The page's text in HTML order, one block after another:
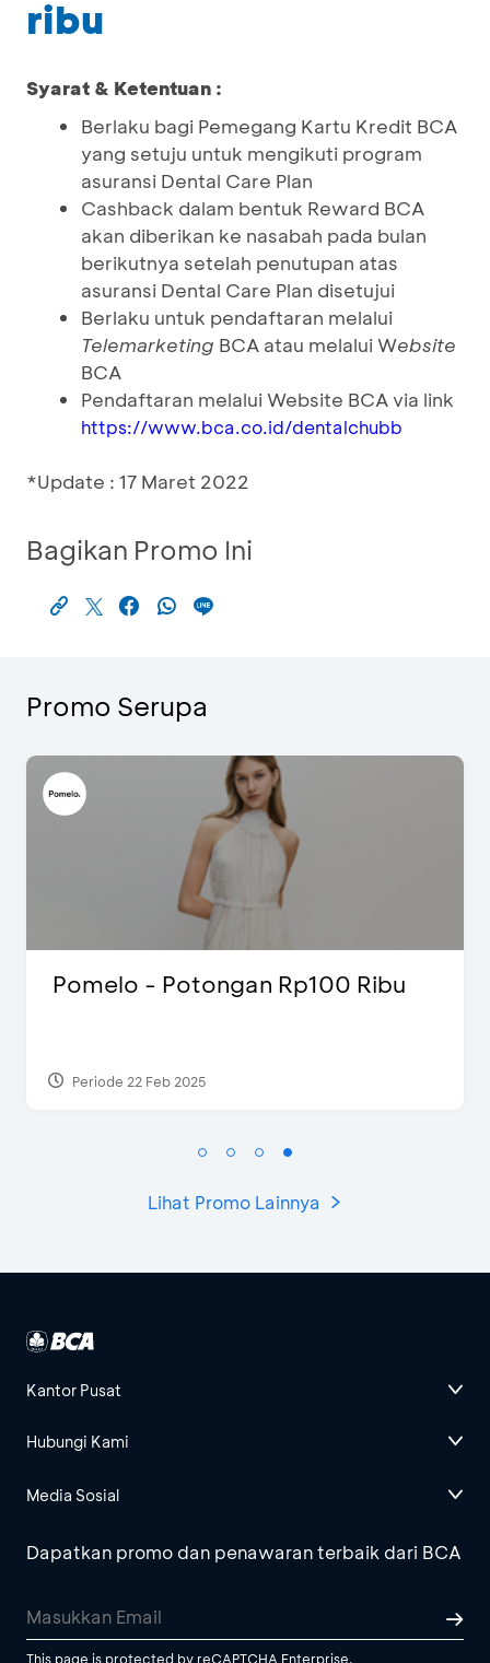
ribu
Syarat & Ketentuan :
Berlaku bagi Pemegang Kartu Kredit BCA
yang setuju untuk mengikuti program
asuransi Dental Care Plan
Cashback dalam bentuk Reward BCA
akan diberikan ke nasabah pada bulan
berikutnya setelah penutupan atas
asuransi Dental Care Plan disetujui
Berlaku untuk pendaftaran melalui
Telemarketing BCA atau melalui Website
BCA
Pendaftaran melalui Website BCA via link
https://www.bca.co.id/dentalchubb
*Update : 17 Maret 2022
Bagikan Promo Ini
Promo Serupa
Blink Beauty Clinic - Diskon
Periode 27 Mar 2025 - 31 Agt 2026
Lihat Promo Lainnya
Kantor Pusat
Hubungi Kami
Media Sosial
Dapatkan promo dan penawaran terbaik dari BCA
This page is protected by reCAPTCHA Enterprise.